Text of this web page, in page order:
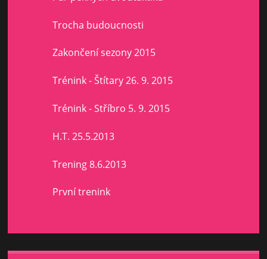
Trocha budoucnosti
Zakončení sezony 2015
Trénink - Štítary 26. 9. 2015
Trénink - Stříbro 5. 9. 2015
H.T. 25.5.2013
Trening 8.6.2013
První trenink